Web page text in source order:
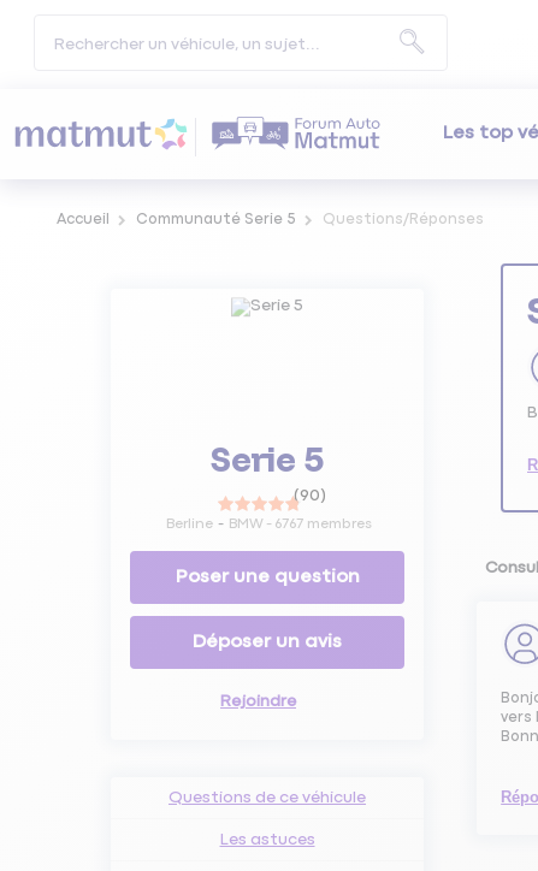
Les top
Accueil Communauté Serie 5 Questions/Réponses
Serie 5
(90)
Berline BMW- 6767membres
Poser une question
Déposer un avis
Rejoindre
Questions de ce véhicule
Les astuces
vers